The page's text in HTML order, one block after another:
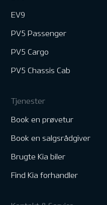
EV9
PV5 Passenger
PV5 Cargo
PV5 Chassis Cab
Tjenester
Book en prøvetur
Book en salgsrådgiver
Brugte Kia biler
Find Kia forhandler